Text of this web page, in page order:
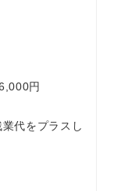
円
代をプラスし